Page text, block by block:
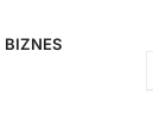
BIZNES